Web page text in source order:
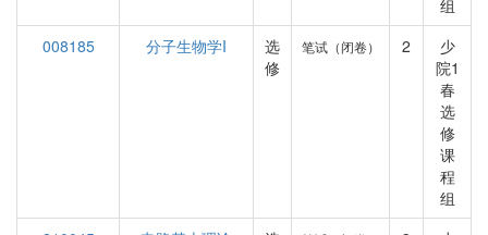
组
008185
分子生物学I
选
修
笔试（闭卷） 2
少
院1
春
选
修
课
程
组